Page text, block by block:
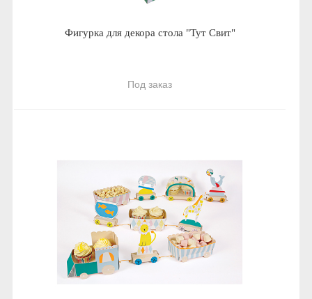
Фигурка для декора стола "Тут Свит"
Под заказ